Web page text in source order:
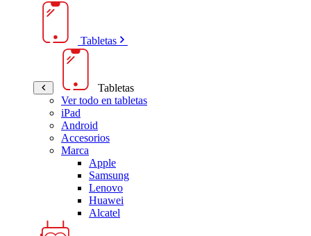
Tabletas
Tabletas
Ver todo en tabletas
iPad
Android
Accesorios
Marca
Apple
Samsung
Lenovo
Huawei
Alcatel